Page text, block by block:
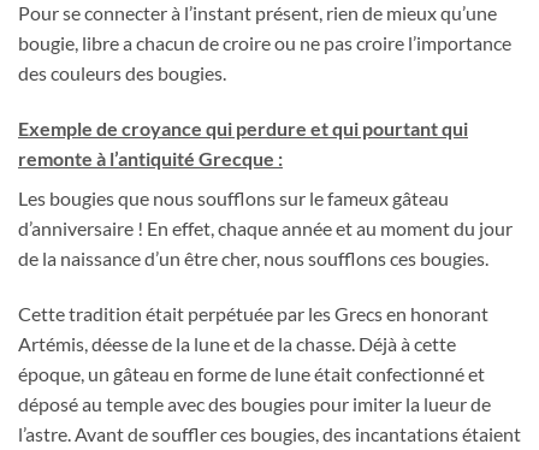
Pour se connecter à l’instant présent, rien de mieux qu’une
bougie, libre a chacun de croire ou ne pas croire l’importance
des couleurs des bougies.
Exemple de croyance qui perdure et qui pourtant qui
remonte à l’antiquité Grecque :
Les bougies que nous soufflons sur le fameux gâteau
d’anniversaire ! En effet, chaque année et au moment du jour
de la naissance d’un être cher, nous soufflons ces bougies.
Cette tradition était perpétuée par les Grecs en honorant
Artémis, déesse de la lune et de la chasse. Déjà à cette
époque, un gâteau en forme de lune était confectionné et
déposé au temple avec des bougies pour imiter la lueur de
l’astre. Avant de souffler ces bougies, des incantations étaient